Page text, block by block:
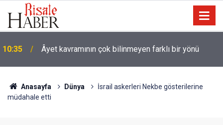
09:25 İyi Müslüman olmanın ölçüsü nedir?
Anasayfa Dünya
İsrail askerleri Nekbe gösterilerine
müdahale etti